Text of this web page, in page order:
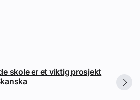
skole er et viktig prosjekt